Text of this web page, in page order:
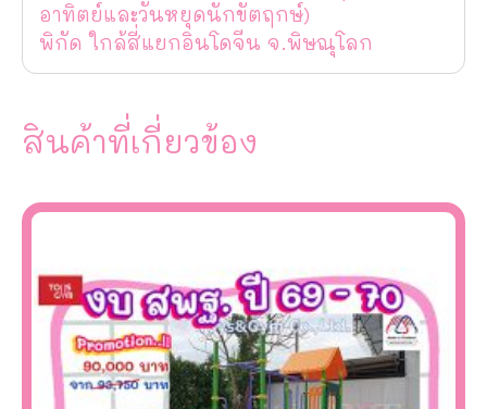
อาทิตย์และวันหยุดนักขัตฤกษ์)
พิกัด ใกล้สี่แยกอินโดจีน จ.พิษณุโลก
สินค้าที่เกี่ยวข้อง